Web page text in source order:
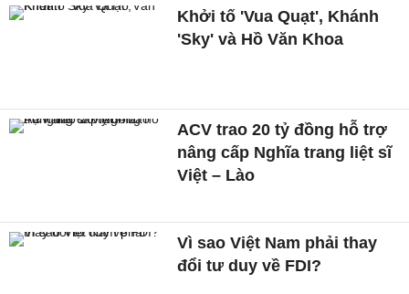
Khởi tố 'Vua Quạt', Khánh
'Sky' và Hồ Văn Khoa
ACV trao 20 tỷ đồng hỗ trợ
nâng cấp Nghĩa trang liệt sĩ
Việt – Lào
Vì sao Việt Nam phải thay
đổi tư duy về FDI?